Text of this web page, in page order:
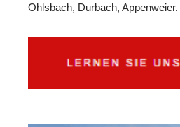
Ohlsbach, Durbach, Appenweier.